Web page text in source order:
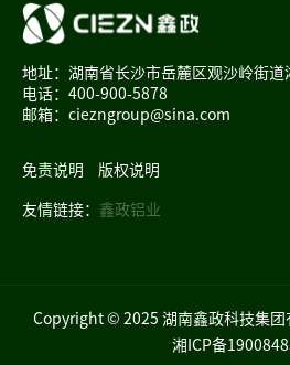
地址：湖南省长沙市岳麓区观沙岭街
电话：400-900-5878
邮箱：ciezngroup@sina.com
免责说明 版权说明
友情链接： 鑫政铝业
Copyright © 2025 湖南鑫政科技集团
湘ICP备